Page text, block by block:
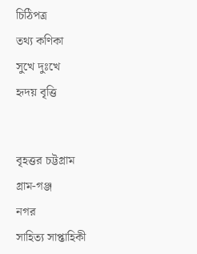
চিঠিপত্র
তথ্য কণিকা
সুখে দুঃখে
হৃদয় বৃত্তি
বৃহত্তর চট্টগ্রাম
গ্রাম-গঞ্জ
নগর
সাহিত্য সাপ্তাহিকী